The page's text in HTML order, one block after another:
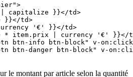
capitalize }}</td>
}}</td>
'€' }}</td>
* item.prix | currency '€' }}</
btn-info btn-block" v-
btn-danger btn-block" v-
le montant par article selon la quantité